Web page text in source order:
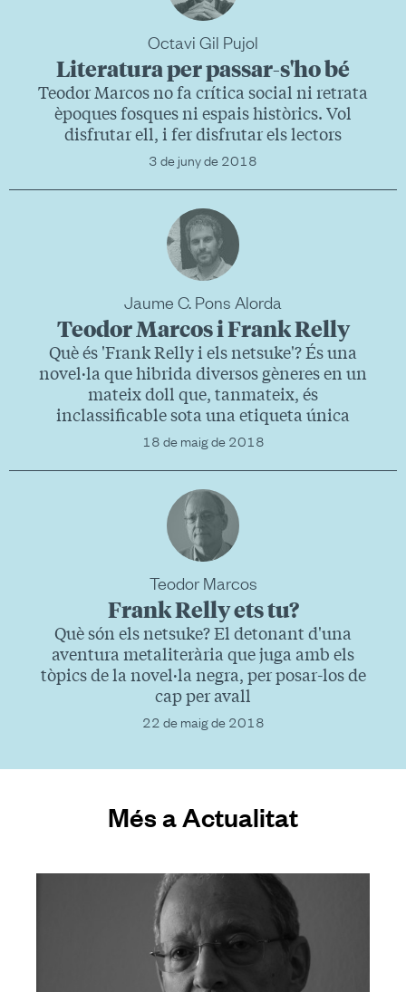
Octavi Gil Pujol
Literatura per passar-s'ho bé
Teodor Marcos no fa crítica social ni retrata
èpoques fosques ni espais històrics. Vol
disfrutar ell, i fer disfrutar els lectors
3 de juny de 2018
Jaume C. Pons Alorda
Teodor Marcos i Frank Relly
Què és 'Frank Relly i els netsuke'? És una
novel·la que hibrida diversos gèneres en un
mateix doll que, tanmateix, és
inclassificable sota una etiqueta única
18 de maig de 2018
Teodor Marcos
Frank Relly ets tu?
Què són els netsuke? El detonant d'una
aventura metaliterària que juga amb els
tòpics de la novel·la negra, per posar-los de
cap per avall
22 de maig de 2018
Més a Actualitat